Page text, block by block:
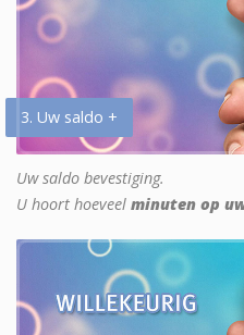
3. Uw saldo +
Uw saldo bevestiging.
U hoort hoeveel minuten op